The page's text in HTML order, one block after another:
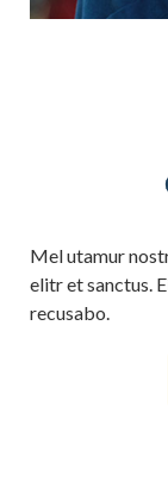
Mel utamur
elitr et sanctus.
recusabo.